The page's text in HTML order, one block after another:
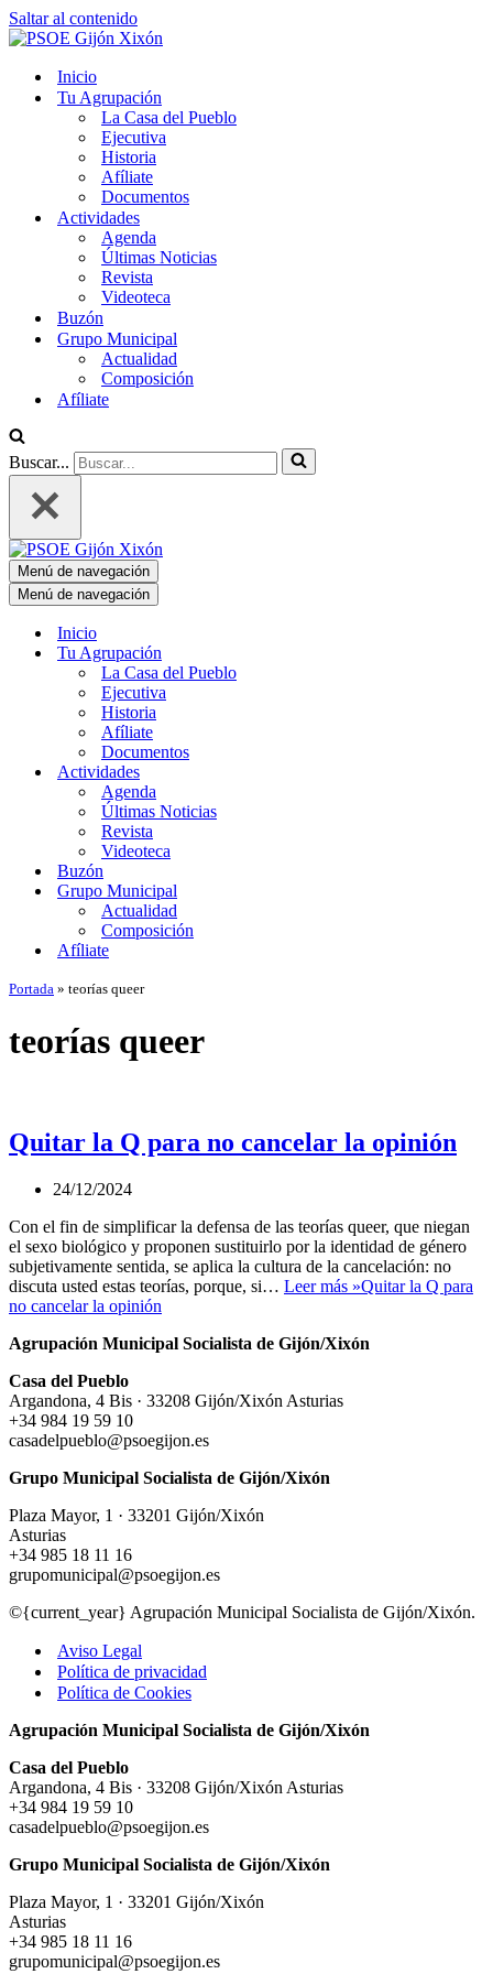
Saltar al contenido
Inicio
Tu Agrupación
La Casa del Pueblo
Ejecutiva
Historia
Afíliate
Documentos
Actividades
Agenda
Últimas Noticias
Revista
Videoteca
Buzón
Grupo Municipal
Actualidad
Composición
Afíliate
Buscar...
Menú de navegación
Menú de navegación
Inicio
Tu Agrupación
La Casa del Pueblo
Ejecutiva
Historia
Afíliate
Documentos
Actividades
Agenda
Últimas Noticias
Revista
Videoteca
Buzón
Grupo Municipal
Actualidad
Composición
Afíliate
Portada » teorías queer
teorías queer
Quitar la Q para no cancelar la opinión
24/12/2024
Con el fin de simplificar la defensa de las teorías queer, que niegan
el sexo biológico y proponen sustituirlo por la identidad de género
subjetivamente sentida, se aplica la cultura de la cancelación: no
discuta usted estas teorías, porque, si… Leer más »Quitar la Q para
no cancelar la opinión
Agrupación Municipal Socialista de Gijón/Xixón
Casa del Pueblo
Argandona, 4 Bis · 33208 Gijón/Xixón Asturias
+34 984 19 59 10
casadelpueblo@psoegijon.es
Grupo Municipal Socialista de Gijón/Xixón
Plaza Mayor, 1 · 33201 Gijón/Xixón
Asturias
+34 985 18 11 16
grupomunicipal@psoegijon.es
©{current_year} Agrupación Municipal Socialista de Gijón/Xixón.
Aviso Legal
Política de privacidad
Política de Cookies
Agrupación Municipal Socialista de Gijón/Xixón
Casa del Pueblo
Argandona, 4 Bis · 33208 Gijón/Xixón Asturias
+34 984 19 59 10
casadelpueblo@psoegijon.es
Grupo Municipal Socialista de Gijón/Xixón
Plaza Mayor, 1 · 33201 Gijón/Xixón
Asturias
+34 985 18 11 16
grupomunicipal@psoegijon.es